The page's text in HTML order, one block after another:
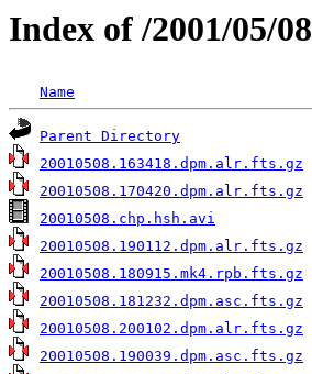
Index of /2001/05/08
Name
Parent Directory
20010508.163418.dpm.alr.fts.gz
20010508.170420.dpm.alr.fts.gz
20010508.chp.hsh.avi
20010508.190112.dpm.alr.fts.gz
20010508.180915.mk4.rpb.fts.gz
20010508.181232.dpm.asc.fts.gz
20010508.200102.dpm.alr.fts.gz
20010508.190039.dpm.asc.fts.gz